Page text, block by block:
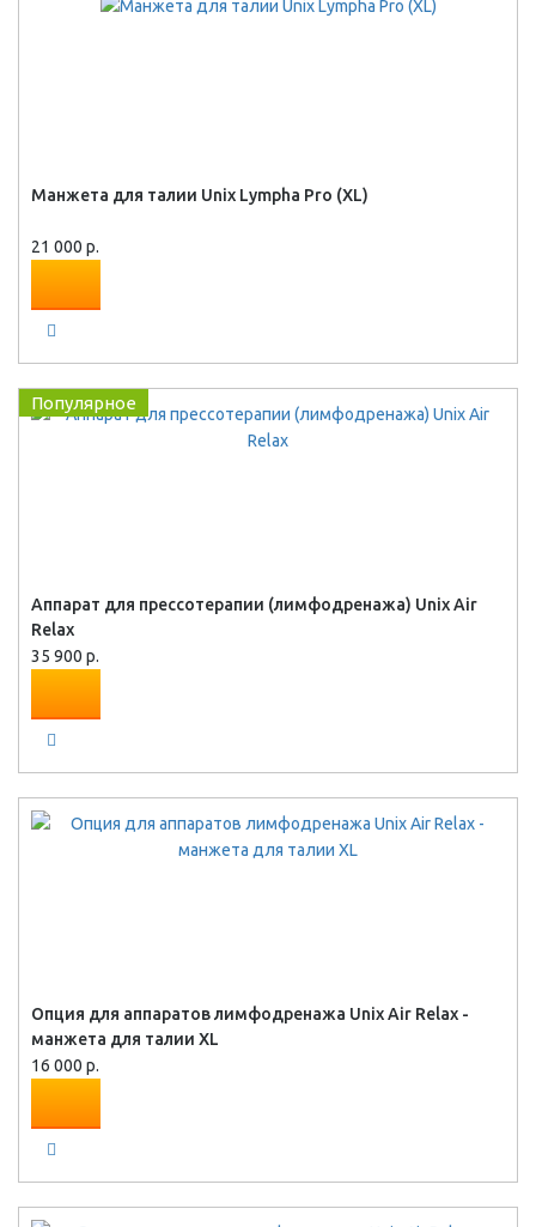
Манжета для талии Unix Lympha Pro (XL)
21 000 р.
Популярное
Аппарат для прессотерапии (лимфодренажа) Unix Air
Relax
35 900 р.
Опция для аппаратов лимфодренажа Unix Air Relax -
манжета для талии XL
16 000 р.